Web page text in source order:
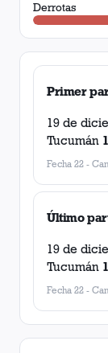
Derrotas
Primer
19 de
Tucumán 1
Fecha 22 -
Último
19 de
Tucumán 1
Fecha 22 -